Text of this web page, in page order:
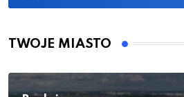
TWOJE MIASTO